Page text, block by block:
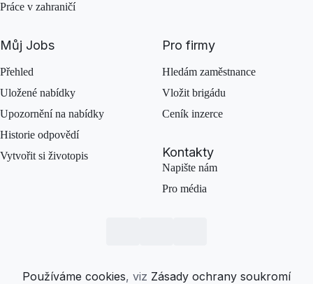
Práce v zahraničí
Můj Jobs
Přehled
Uložené nabídky
Upozornění na nabídky
Historie odpovědí
Vytvořit si životopis
Pro firmy
Hledám zaměstnance
Vložit brigádu
Ceník inzerce
Kontakty
Napište nám
Pro média
Používáme cookies, viz Zásady ochrany soukromí